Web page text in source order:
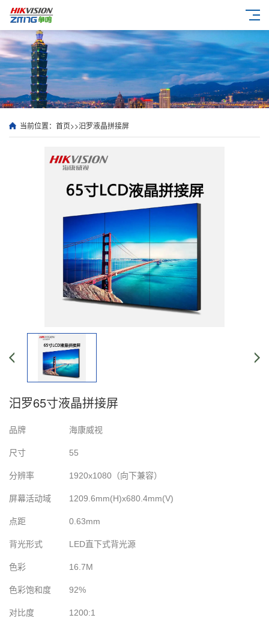
当前位置： 首页>>汨罗液晶拼接屏
汨罗65寸液晶拼接屏
品牌 海康威视
尺寸 55
分辨率 1920x1080（向下兼容）
屏幕活动域 1209.6mm(H)x680.4mm(V)
点距 0.63mm
背光形式 LED直下式背光源
色彩 16.7M
色彩饱和度 92%
对比度 1200:1